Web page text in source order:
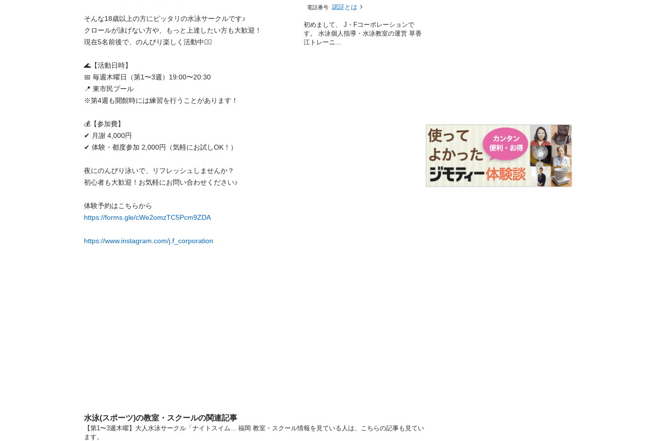
そんな18歳以上の方にピッタリの水泳サークルです♪
クロールが泳げない方や、もっと上達したい方も大歓迎！
現在5名前後で、のんびり楽しく活動中🏊‍♀️
🌊【活動日時】
📅 毎週木曜日（第1〜3週）19:00〜20:30
📍 東市民プール
※第4週も開館時には練習を行うことがあります！
💰【参加費】
✔ 月謝 4,000円
✔ 体験・都度参加 2,000円（気軽にお試しOK！）
夜にのんびり泳いで、リフレッシュしませんか？
初心者も大歓迎！お気軽にお問い合わせください♪
https://forms.gle/cWe2omzTC5Pcm9ZDA
https://www.instagram.com/j.f_corporation
電話番号 認証とは
初めまして、 J・Fコーポレーションで
す。 水泳個人指導・水泳教室の運営 草香
江トレーニ...
水泳(スポーツ)の教室・スクールの関連記事
【第1〜3週木曜】大人水泳サークル「ナイトスイム... 福岡 教室・スクール情報を見ている人は、こちらの記事も見てい
ます。